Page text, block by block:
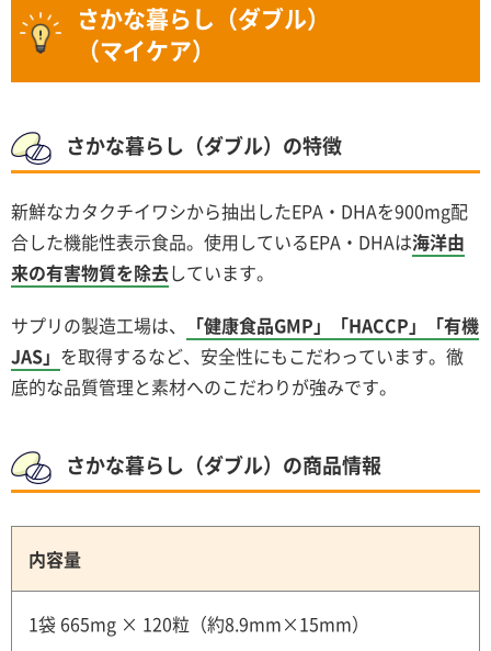
さかな暮らし（ダブル）
（マイケア）
さかな暮らし（ダブル）の特徴
新鮮なカタクチイワシから抽出したEPA・DHAを900mg配
合した機能性表示食品。使用しているEPA・DHAは海洋由
来の有害物質を除去しています。
サプリの製造工場は、
「健康食品GMP」「HACCP」「有機
JAS」 を取得するなど、安全性にもこだわっています。徹
底的な品質管理と素材へのこだわりが強みです。
さかな暮らし（ダブル）の商品情報
内容量
1袋 665mg × 120粒（約8.9mm×15mm）